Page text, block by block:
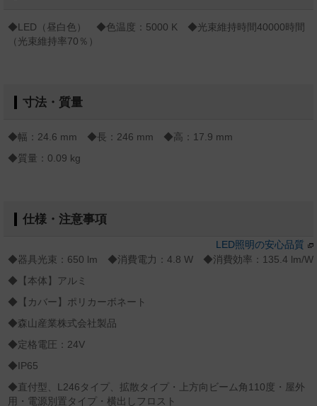
◆LED（昼白色） ◆色温度：5000 K ◆光束維持時間40000時間
（光束維持率70％）
寸法・質量
◆幅：24.6 mm ◆長：246 mm ◆高：17.9 mm
◆質量：0.09 kg
仕様・注意事項
LED照明の安心品質
◆器具光束：650 lm ◆消費電力：4.8 W ◆消費効率：135.4 lm/W
◆【本体】アルミ
◆【カバー】ポリカーボネート
◆森山産業株式会社製品
◆定格電圧：24V
◆IP65
◆直付型、L246タイプ、拡散タイプ・上方向ビーム角110度・屋外
用・電源別置タイプ・横出しフロスト